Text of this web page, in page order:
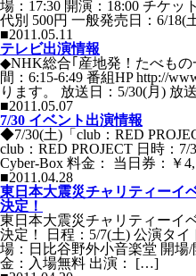
場：17:30 開演：18:00 チケッ
代別 500円 一般発売日：6/
■2011.05.11
テレビ出演情報
◆NHK総合｢産地発！たべもの
間：6:15-6:49 番組HP http://
ります。 放送日：5/30(月) 放
■2011.05.07
7/30 イベント出演情報
◆7/30(土)「club：RED
club：RED PROJECT 日時：7/
Cyber-Box 料金： 当日券：￥
■2011.04.28
東日本大震災チャリティーイ
決定！
東日本大震災チャリティーイ
決定！ 日程：5/7(土) 公演タ
場：日比谷野外小音楽堂 開場/
金：入場無料 出演： […]